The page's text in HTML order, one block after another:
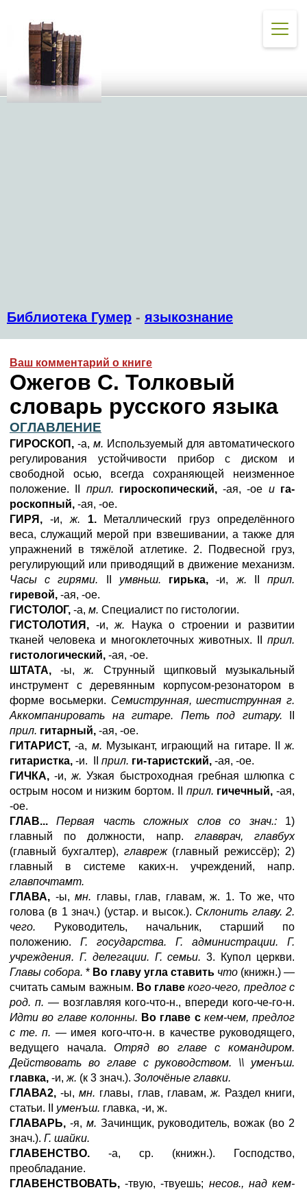
Библиотека Гумер - языкознание
Ваш комментарий о книге
Ожегов С. Толковый
словарь русского языка
ОГЛАВЛЕНИЕ
ГИРОСКОП, -а, м. Используемый для автоматического
регулирования устойчивости прибор с диском и
свободной осью, всегда сохраняющей неизменное
положение. II прил. гироскопический,-ая, -ое ига-
роскопный, -ая, -ое.
ГИРЯ, -и, ж. 1.Металлический груз определённого
веса, служащий мерой при взвешивании, а также для
упражнений в тяжёлой атлетике. 2. Подвесной груз,
регулирующий или приводящий в движение механизм.
Часы с гирями.
умвньш. гирька, -и, ж. IIприл.
гиревой, -ая, -оe.
ГИСТОЛОГ, -а, м. Специалист по гистологии.
ГИСТОЛОТИЯ, -и,ж. Наука о строении и развитии
тканей человека и многоклеточных животных. II прил.
гистологический, -ая, -ое.
ШТАТА, -ы,ж. Струнный щипковый музыкальный
инструмент с деревянным корпусом-резонатором в
форме восьмерки. Семиструнная, шестиструнная г.
Аккомпанировать на гитаре. Петь под гитару.
прил. гитарный, -ая, -ое.
ГИТАРИСТ, -а, м. Музыкант, играющий на гитаре. II ж.
гитаристка, -и. II прил. ги-таристский, -ая, -ое.
ГИЧКА, -и,ж. Узкая быстроходная гребная шлюпка с
острым носом и низким бортом. II прил. гичечный, -ая,
-ое.
ГЛАВ...
Первая часть сложных слов со знач.:1)
главный по должности, напр. главврач, главбух
(главный бухгалтер), главреж (главный режиссёр); 2)
главный в системе каких-н. учреждений, напр.
главпочтамт.
ГЛАВА, -ы, мн. главы, глав, главам, ж. 1. То же, что
голова (в 1 знач.) (устар. и высок.). Склонить главу. 2.
чего. Руководитель, начальник, старший по
положению. Г. государства. Г. администрации. Г.
учреждения. Г. делегации. Г. семьи. 3. Купол церкви.
Главы собора. * Во главу угла ставить что (книжн.) —
считать самым важным. Во главе кого-чего, предлог с
род. п. — возглавляя кого-что-н., впереди кого-че-го-н.
Идти во главе колонны. Во главе с кем-чем, предлог
с те. п. —имея кого-что-н. в качестве руководящего,
ведущего начала.Отряд во главе с командиром.
Действовать во главе с руководством. \\ уменъш.
главка, -и, ж. (к 3 знач.). Золочёные главки.
ГЛАВА2, -ы,мн. главы, глав, главам, ж. Раздел книги,
статьи. II уменъш. главка, -и, ж.
ГЛАВАРЬ, -я, м. Зачинщик, руководитель, вожак (во 2
знач.). Г. шайки.
ГЛАВЕНСТВО. -а, ср. (книжн.). Господство,
преобладание.
ГЛАВЕНСТВОВАТЬ, -твую, -твуешь; несов., над кем-